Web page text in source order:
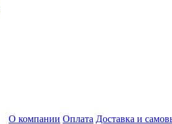
О компании Оплата Доставка и